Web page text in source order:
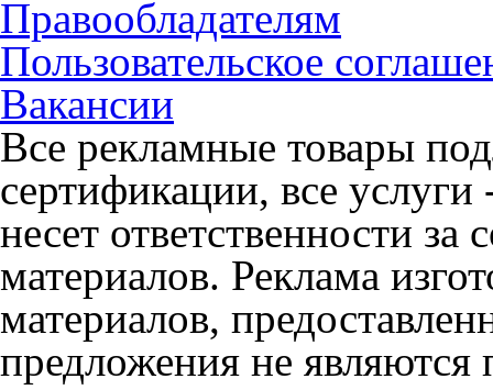
Правообладателям
Пользовательское
Вакансии
Все рекламные товары
сертификации, все
несет ответственности
материалов. Реклама
материалов,
предложения не